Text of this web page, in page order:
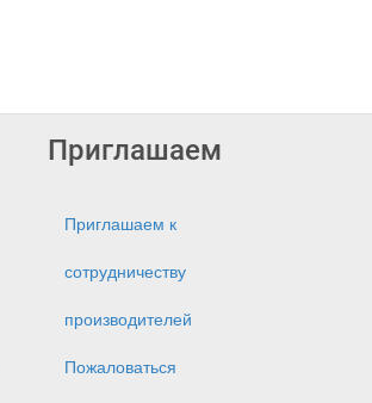
Приглашаем
Приглашаем к
сотрудничеству
производителей
Пожаловаться